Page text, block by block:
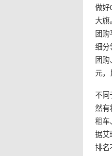
做好
大旗
团
细分
团
元，
不同
然有
租车
据艾
排名